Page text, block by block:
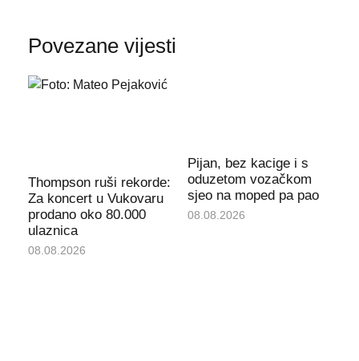
Povezane vijesti
Thompson ruši rekorde:
Za koncert u Vukovaru
prodano oko 80.000
ulaznica
08.08.2026
Pijan, bez kacige i s
oduzetom vozačkom
sjeo na moped pa pao
08.08.2026